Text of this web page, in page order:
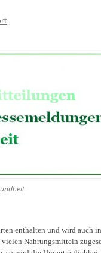
enthalten und wird auch
Nahrungsmitteln